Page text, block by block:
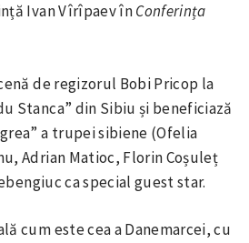
Ivan Vîrîpaev înConferința
de regizorul Bobi Pricop la
Stanca” din Sibiu și beneficiază
a trupei sibiene (Ofelia
Adrian Matioc, Florin Coșuleț
ca special guest star.
cum este cea a Danemarcei, cu